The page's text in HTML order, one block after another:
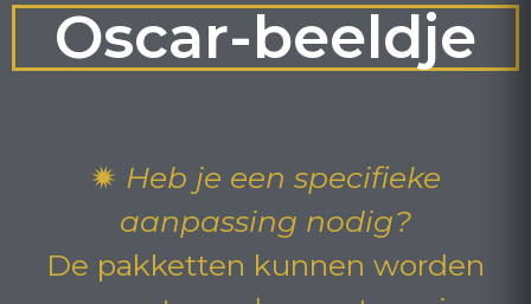
Oscar-beeldje
🟒 Heb je een specifieke
aanpassing nodig?
De pakketten kunnen worden